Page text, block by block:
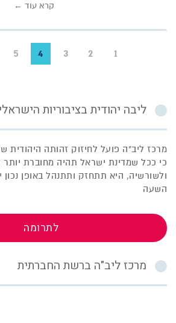
קרא עוד ←
1
2
3
4
5
ליבה יהודית בציבוריות
מרכז ליב"ה פועל לחיזוק זהותה היהודית
כי ככל שמדינת ישראל תהיה מחוברת
ולשורשיה, היא תתחזק ותתנהל באופן נכון
השעה
לתרומה
מרכז ליב"ה ברשת החברתית